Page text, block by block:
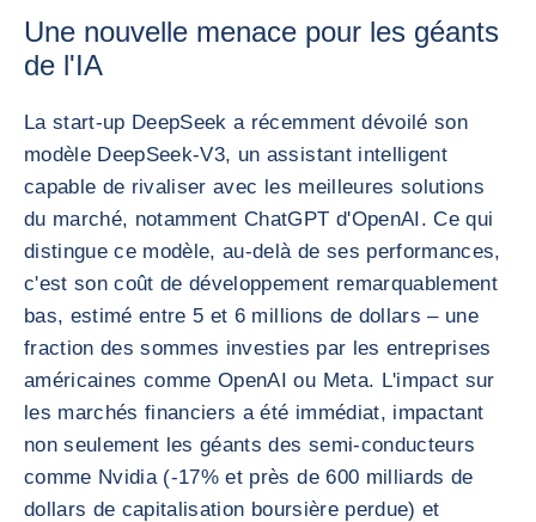
Une nouvelle menace pour les géants
de l'IA
La start-up DeepSeek a récemment dévoilé son
modèle DeepSeek-V3, un assistant intelligent
capable de rivaliser avec les meilleures solutions
du marché, notamment ChatGPT d'OpenAI. Ce qui
distingue ce modèle, au-delà de ses performances,
c'est son coût de développement remarquablement
bas, estimé entre 5 et 6 millions de dollars – une
fraction des sommes investies par les entreprises
américaines comme OpenAI ou Meta. L'impact sur
les marchés financiers a été immédiat, impactant
non seulement les géants des semi-conducteurs
comme Nvidia (-17% et près de 600 milliards de
dollars de capitalisation boursière perdue) et